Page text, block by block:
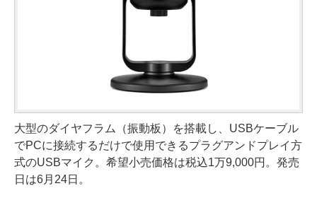
大型のダイヤフラム（振動板）を搭載し、USBケーブル
でPCに接続するだけで使用できるプラグアンドプレイ方
式のUSBマイク。希望小売価格は税込1万9,000円。発売
日は6月24日。